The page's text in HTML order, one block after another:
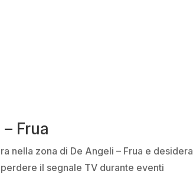
Frua
nella zona di De Angeli – Frua e desidera
il segnale TV durante eventi